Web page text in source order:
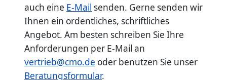
auch eine E-Mail senden. Gerne senden wir
Ihnen ein ordentliches, schriftliches
Angebot. Am besten schreiben Sie Ihre
Anforderungen per E-Mail an
vertrieb@cmo.de oder benutzen Sie unser
Beratungsformular.